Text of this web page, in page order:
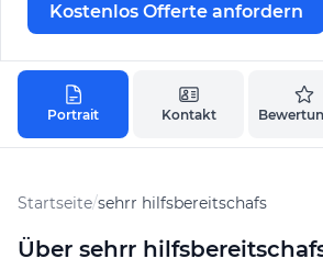
Kostenlos Offerte anfordern
Portrait Kontakt
Startseite/sehrr hilfsbereitschafs
Über sehrr